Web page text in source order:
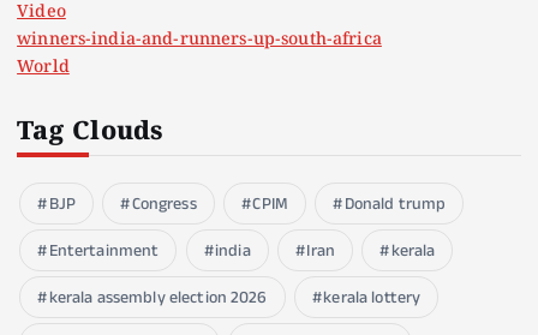
Video
winners-india-and-runners-up-south-africa
World
Tag Clouds
BJP Congress CPIM
Donald trump
Entertainment
india Iran
kerala
kerala assembly election 2026
kerala lottery